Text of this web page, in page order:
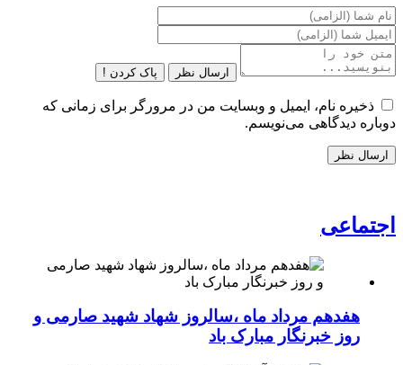
ارسال نظر پاک کردن !
ذخیره نام، ایمیل و وبسایت من در مرورگر برای زمانی که
دوباره دیدگاهی می‌نویسم.
اجتماعی
هفدهم مرداد ماه ،سالروز شهاد شهید صارمی و
روز خبرنگار مبارک باد